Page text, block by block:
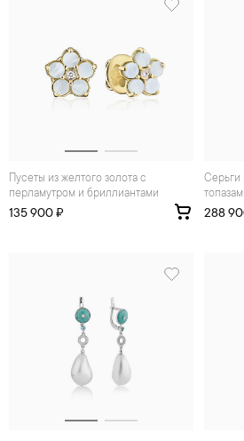
Пусеты из желтого золота с
перламутром и бриллиантами
135 900 ₽
Серьги из красного золота с
288